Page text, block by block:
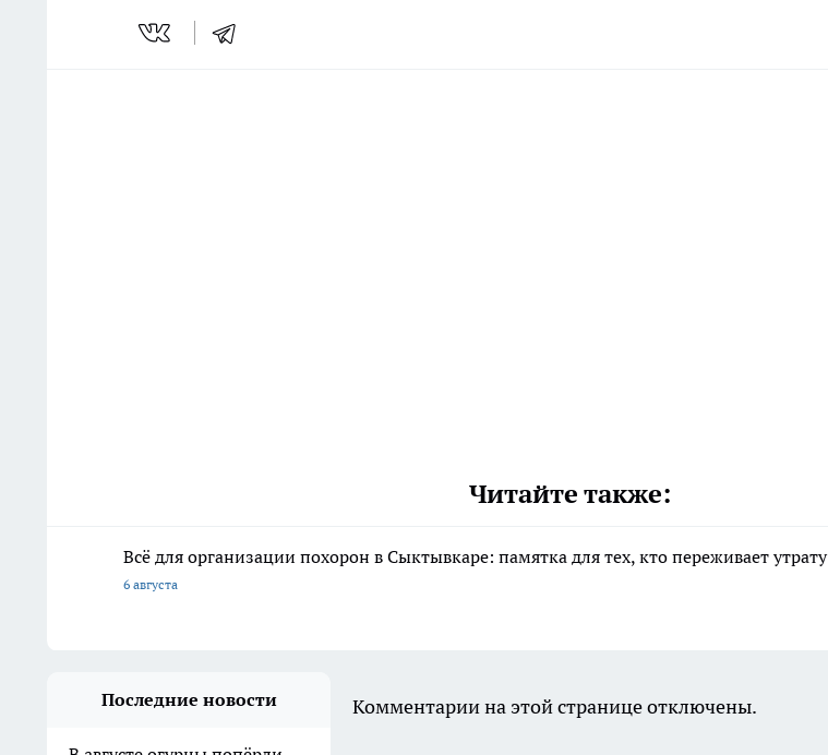
Читайте также:
Всё для организации похорон в Сыктывкаре: памятка для тех, кто переживает утрату
6 августа
Последние новости Комментарии на этой странице отключены.